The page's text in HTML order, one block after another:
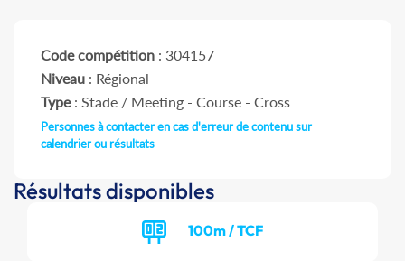
Code compétition : 304157
Niveau : Régional
Type: Stade / Meeting - Course - Cross
Personnes à contacter en cas d'erreur de contenu sur
calendrier ou résultats
Résultats disponibles
100m / TCF